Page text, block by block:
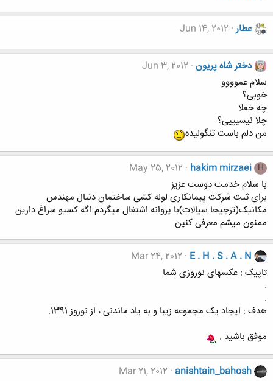
عطار Jun 14, 2012
دختر شاه پریون Jun 3, 2012
سلام عموووو
خوبی؟
چه خفلا
چلا نیسیییی؟
من دلم باست تنگولیده
H
hakim mirzaei
May 25, 2012
با سلام خدمت دوست عزیز
برای ثبت شرکت پیمانکاری لوله کشی ساختمان دنبال مهندس
مکانیک(ترجیحا سیالات)با پروانه اشتغال میگردم اگه کسیو سراغ دارین
ممنون میشم معرفی کنین
E . H . S . A . N
Mar 24, 2012
تاپیک : عکسهای نوروزی شما
.
.
هدف : ایجاد یک مجموعه زیبا و به یاد ماندنی ، از نوروز 1391.
موفق باشید .
anishtain_bahosh
Mar 21, 2012